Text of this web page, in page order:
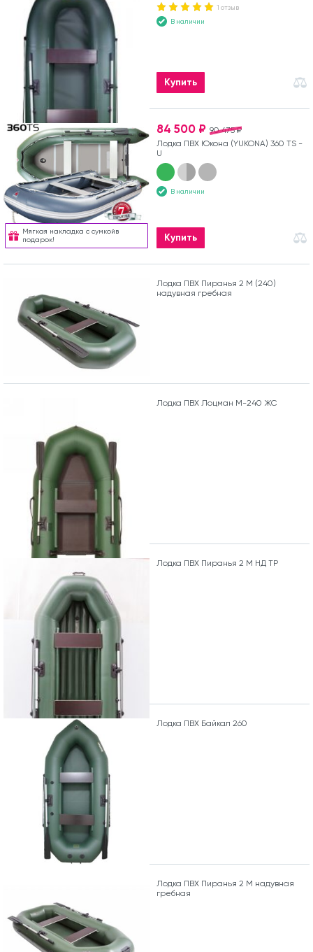
1 отзыв
В наличии
Купить
Мягкая накладка с сумкойв
подарок!
90 475 ₽
84 500 ₽
Лодка ПВХ Юкона (YUKONA) 360 TS -
U
В наличии
Купить
Лодка ПВХ Пиранья 2 М (240)
надувная гребная
Лодка ПВХ Лоцман М-240 ЖС
Лодка ПВХ Пиранья 2 М НД ТР
Лодка ПВХ Байкал 260
Лодка ПВХ Пиранья 2 М надувная
гребная